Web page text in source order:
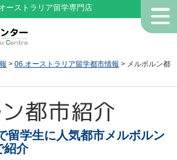
ーストラリア留学専門店
> 06.オーストラリア留学都市情報 > メルボルン都
都市紹介
留学生に人気都市メルボルン
紹介